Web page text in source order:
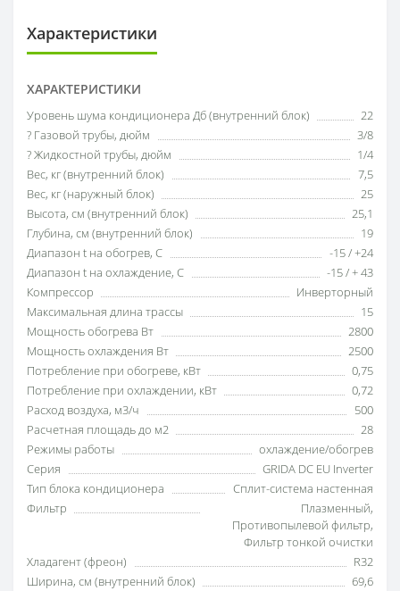
Характеристики
ХАРАКТЕРИСТИКИ
Уровень шума кондиционера Дб (внутренний блок)
22
? Газовой трубы, дюйм
3/8
? Жидкостной трубы, дюйм
1/4
Вес, кг (внутренний блок)
7,5
Вес, кг (наружный блок)
25
Высота, см (внутренний блок)
25,1
Глубина, см (внутренний блок)
19
Диапазон t на обогрев, С
-15 / +24
Диапазон t на охлаждение, С
-15 / + 43
Компрессор
Инверторный
Максимальная длина трассы
15
Мощность обогрева Вт
2800
Мощность охлаждения Вт
2500
Потребление при обогреве, кВт
0,75
Потребление при охлаждении, кВт
0,72
Расход воздуха, м3/ч
500
Расчетная площадь до м2
28
Режимы работы
охлаждение/обогрев
Серия
GRIDA DC EU Inverter
Тип блока кондиционера
Сплит-система настенная
Фильтр
Плазменный,
Противопылевой фильтр,
Фильтр тонкой очистки
Хладагент (фреон)
R32
Ширина, см (внутренний блок)
69,6